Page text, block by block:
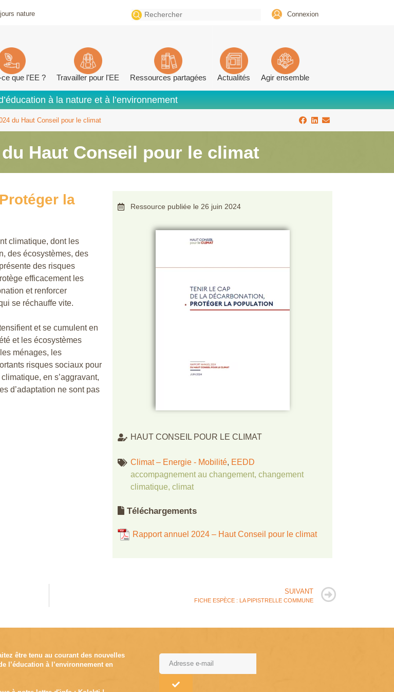
nature
Search
for:
Connexion
que l'EE ? Travailler pour l'EE Ressources partagées Actualités Agir ensemble
à la nature et à l’environnement
du Haut Conseil pour le climat
Haut Conseil pour le climat
la
climatique, dont les
des écosystèmes, des
des risques
efficacement les
et renforcer
se réchauffe vite.
et se cumulent en
et les écosystèmes
ménages, les
risques sociaux pour
en s’aggravant,
d’adaptation ne sont pas
Ressource publiée le 26 juin 2024
HAUT CONSEIL POUR LE CLIMAT
Climat – Energie - Mobilité, EEDD
accompagnement au changement, changement
climatique, climat
Téléchargements
Rapport annuel 2024 – Haut Conseil pour le climat
SUIVANT
FICHE ESPÈCE : LA PIPISTRELLE COMMUNE
être tenu au courant des nouvelles
l’éducation à l’environnement en